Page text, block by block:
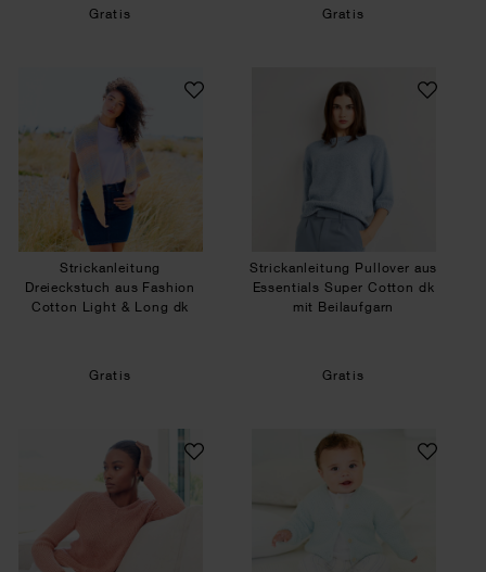
Gratis Gratis
Strickanleitung Dreieckstuch aus Fashion
Strickanleitung
Dreieckstuch aus Fashion
Cotton Light & Long dk
Gratis
Strickanleitung
Strickanleitung Pullover aus
Essentials Super Cotton dk
mit Beilaufgarn
Gratis
Strickanleitung Pullover aus Fashion Silk Blend
Strickanleitung